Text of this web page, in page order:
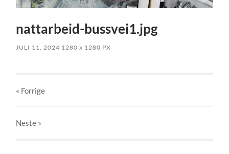
nattarbeid-bussvei1.jpg
JULI 11, 2024 1280x 1280 PX
« Forrige
Neste »